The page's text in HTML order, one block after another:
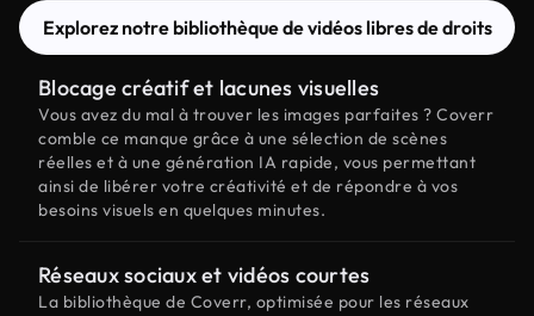
Explorez notre bibliothèque de vidéos libres de droits
Blocage créatif et lacunes visuelles
Vous avez du mal à trouver les images parfaites ? Coverr
comble ce manque grâce à une sélection de scènes
réelles et à une génération IA rapide, vous permettant
ainsi de libérer votre créativité et de répondre à vos
besoins visuels en quelques minutes.
Réseaux sociaux et vidéos courtes
La bibliothèque de Coverr, optimisée pour les réseaux